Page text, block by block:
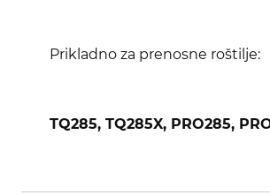
Prikladno za prenosne roštilje:
TQ285, TQ285X, PRO285,